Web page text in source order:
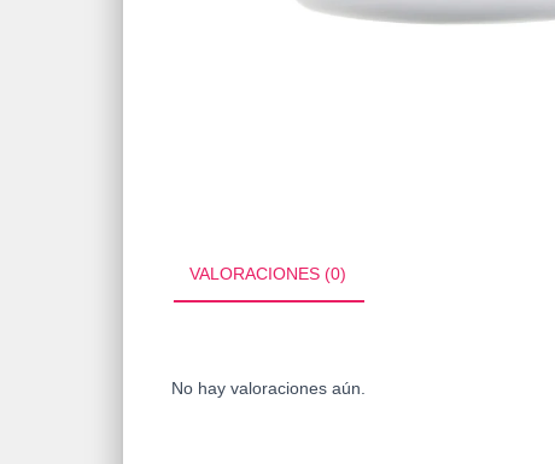
VALORACIONES (0)
No hay valoraciones aún.